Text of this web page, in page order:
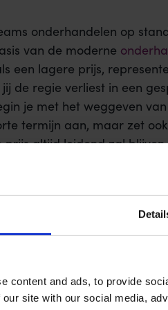
content and ads, to provide
site with our social media,
onderhandelen op
van de moderne
een lagere prijs,
de regie verliest in een
je met het weggeven
termijn aan, maar zet
altijd leidend zal blijven.
te begrijpen, bekijk je
om de opdracht aan een
dat 64 procent van
tegenprestatie voor